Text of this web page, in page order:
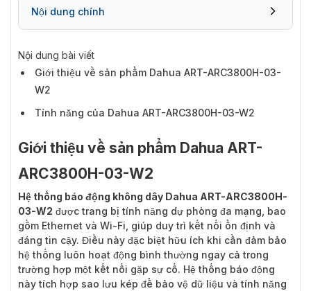
Nội dung chính
Nội dung bài viết
Giới thiệu về sản phẩm Dahua ART-ARC3800H-03-
W2
Tính năng của Dahua ART-ARC3800H-03-W2
Giới thiệu về sản phẩm Dahua ART-
ARC3800H-03-W2
Hệ thống báo động không dây Dahua ART-ARC3800H-
03-W2 được trang bị tính năng dự phòng đa mạng, bao
gồm Ethernet và Wi-Fi, giúp duy trì kết nối ổn định và
đáng tin cậy. Điều này đặc biệt hữu ích khi cần đảm bảo
hệ thống luôn hoạt động bình thường ngay cả trong
trường hợp một kết nối gặp sự cố. Hệ thống báo động
này tích hợp sao lưu kép để bảo vệ dữ liệu và tính năng